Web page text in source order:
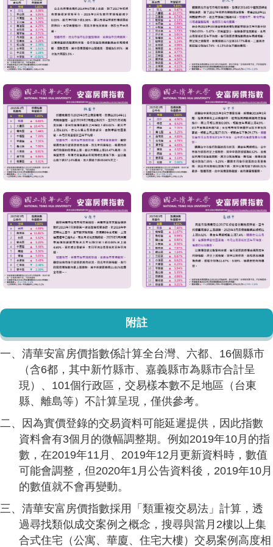
附註
一、清華安富房價指數係計算全台灣、六都、16個縣市
（含6都，其中新竹縣市、嘉義縣市為縣市合計呈
現）、101個行政區，交易樣本數不足地區（台東
縣、離島等）不計算呈現，僅供參考。
二、因為實價登錄的交易資料可能延遲提供，因此指數
資料會有3個月的微幅調整期。例如2019年10月的指
數，在2019年11月、2019年12月更新資料時，數值
可能會調整，但2020年1月公告資料後，2019年10月
的數值就不會再變動。
三、清華安富房價指數採用「類重複交易法」計算，透
過尋找類似成交案例之概念，搜尋與當月2樓以上集
合式住宅（公寓、華廈、住宅大樓）交易案例高度相